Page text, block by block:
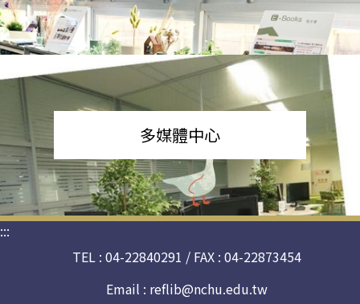
多媒體中心
:::
TEL : 04-22840291 / FAX : 04-22873454
Email : reflib@nchu.edu.tw